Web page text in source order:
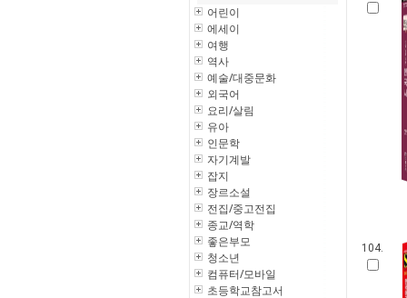
어린이
에세이
여행
역사
예술/대중문화
외국어
요리/살림
유아
인문학
자기계발
잡지
장르소설
전집/중고전집
종교/역학
좋은부모
청소년
컴퓨터/모바일
초등학교참고서
104.